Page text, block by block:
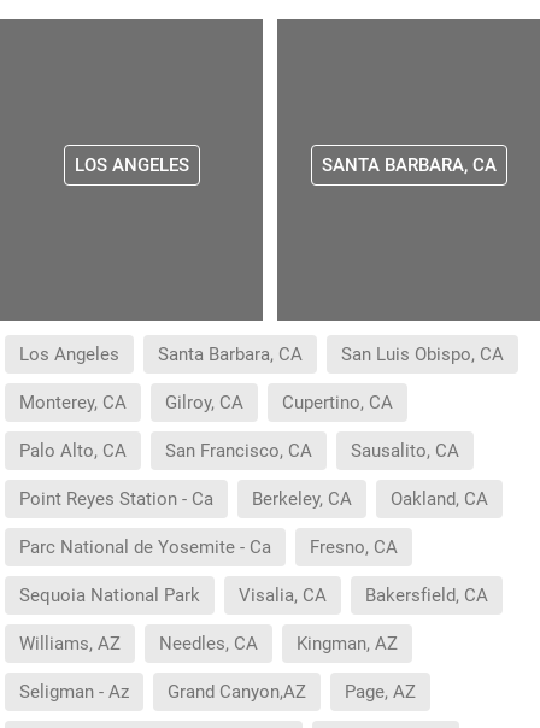
LOS ANGELES SANTA BARBARA, CA
Los Angeles Santa Barbara, CA San Luis Obispo, CA
Monterey, CA Gilroy, CA Cupertino, CA
Palo Alto, CA San Francisco, CA Sausalito, CA
Point Reyes Station - Ca Berkeley, CA Oakland, CA
Parc National de Yosemite - Ca Fresno, CA
Sequoia National Park Visalia, CA Bakersfield, CA
Williams, AZ Needles, CA Kingman, AZ
Seligman - Az Grand Canyon,AZ Page, AZ